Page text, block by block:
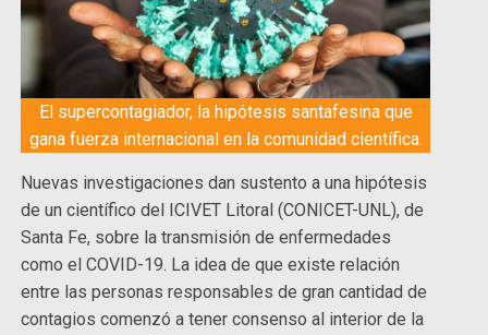
El supercontagiador, la hipótesis santafesina que
gana fuerza internacional en la comunidad científica.
Nuevas investigaciones dan sustento a una hipótesis
de un científico del ICIVET Litoral (CONICET-UNL), de
Santa Fe, sobre la transmisión de enfermedades
como el COVID-19. La idea de que existe relación
entre las personas responsables de gran cantidad de
contagios comenzó a tener consenso al interior de la